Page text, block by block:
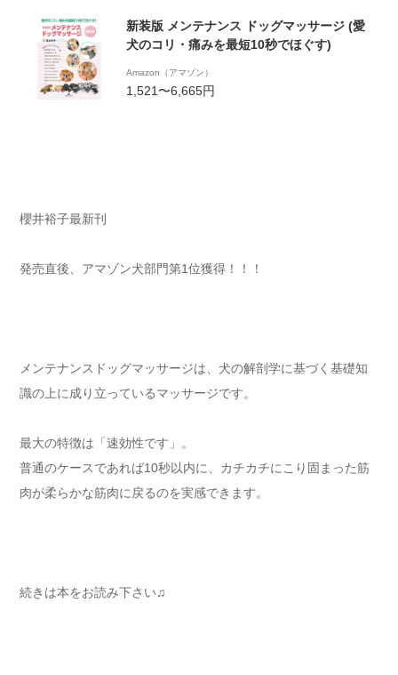
新装版 メンテナンス ドッグマッサージ (愛
犬のコリ・痛みを最短10秒でほぐす)
Amazon（アマゾン）
1,521〜6,665円
櫻井裕子最新刊
発売直後、アマゾン犬部門第1位獲得！！！
メンテナンスドッグマッサージは、犬の解剖学に基づく基礎知
識の上に成り立っているマッサージです。
最大の特徴は「速効性です」。
普通のケースであれば10秒以内に、カチカチにこり固まった筋
肉が柔らかな筋肉に戻るのを実感できます。
続きは本をお読み下さい♫